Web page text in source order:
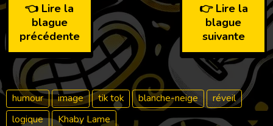
👈 Lire la
blague
précédente
👉 Lire la
blague
suivante
humour image tik tok blanche-neige
réveil
logique
Khaby Lame